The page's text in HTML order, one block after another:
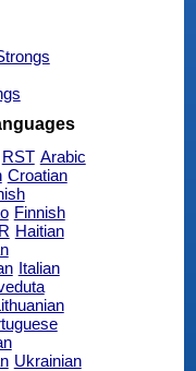
RST Arabic
Croatian
Finnish
Haitian
Italian
Ukrainian